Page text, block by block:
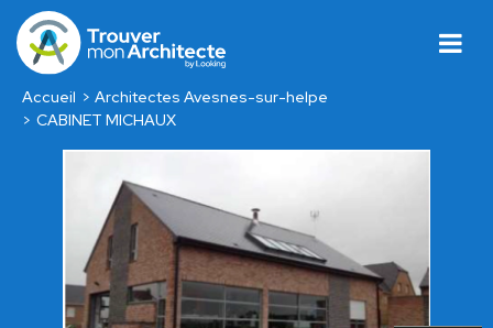
Accueil
Architectes Avesnes-sur-helpe
CABINET MICHAUX